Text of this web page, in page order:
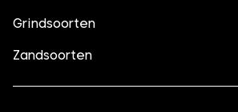
Grindsoorten
Zandsoorten